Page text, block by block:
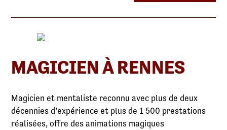
MAGICIEN À RENNES
Magicien et mentaliste reconnu avec plus de deux
décennies d’expérience et plus de 1 500 prestations
réalisées, offre des animations magiques